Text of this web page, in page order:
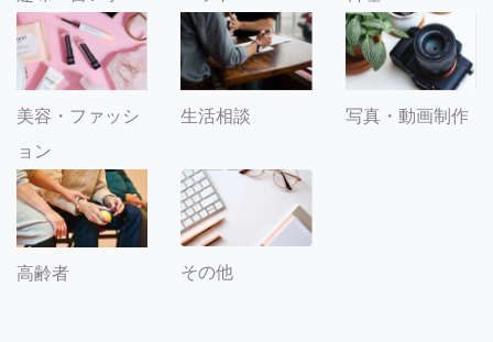
美容・ファッシ
ョン
生活相談 写真・動画制作
高齢者 その他